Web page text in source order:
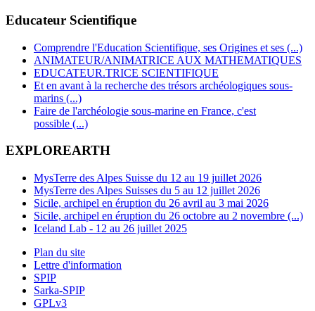
Educateur Scientifique
Comprendre l'Education Scientifique, ses Origines et ses (...)
ANIMATEUR/ANIMATRICE AUX MATHEMATIQUES
EDUCATEUR.TRICE SCIENTIFIQUE
Et en avant à la recherche des trésors archéologiques sous-
marins (...)
Faire de l'archéologie sous-marine en France, c'est
possible (...)
EXPLOREARTH
MysTerre des Alpes Suisse du 12 au 19 juillet 2026
MysTerre des Alpes Suisses du 5 au 12 juillet 2026
Sicile, archipel en éruption du 26 avril au 3 mai 2026
Sicile, archipel en éruption du 26 octobre au 2 novembre (...)
Iceland Lab - 12 au 26 juillet 2025
Plan du site
Lettre d'information
SPIP
Sarka-SPIP
GPLv3